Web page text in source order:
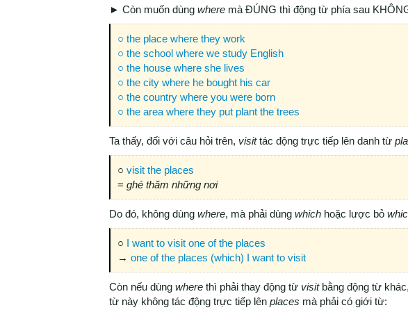
► Còn muốn dùng where mà ĐÚNG thì động từ phía sau
○ the place where they work
○ the school where we study English
○ the house where she lives
○ the city where he bought his car
○ the country where you were born
○ the area where they put plant the trees
Ta thấy, đối với câu hỏi trên, visittác động trực tiếp lên danh từ
○ visit the places
= ghé thăm những nơi
Do đó, không dùng where, mà phải dùng which hoặc lược bỏ
○ I want to visit one of the places
→ one of the places (which) I want to visit
Còn nếu dùng where thì phải thay động từ visitbằng động từ
từ này không tác động trực tiếp lên places mà phải có giới từ: